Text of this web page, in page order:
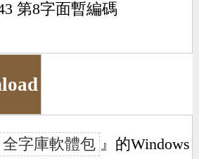
第8字面暫編碼
全字庫軟體包 』的Windows